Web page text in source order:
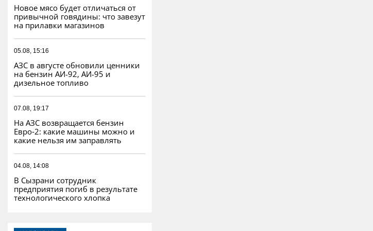
Новое мясо будет отличаться от
привычной говядины: что завезут
на прилавки магазинов
05.08, 15:16
АЗС в августе обновили ценники
на бензин АИ-92, АИ-95 и
дизельное топливо
07.08, 19:17
На АЗС возвращается бензин
Евро‑2: какие машины можно и
какие нельзя им заправлять
04.08, 14:08
В Сызрани сотрудник
предприятия погиб в результате
технологического хлопка